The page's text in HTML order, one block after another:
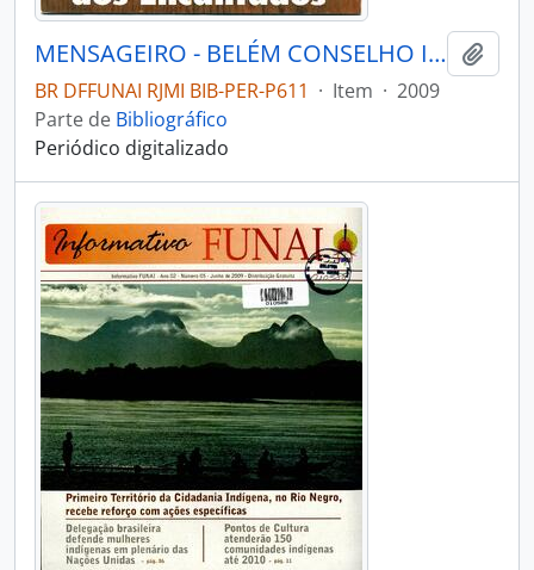
MENSAGEIRO - BELÉM CONSELHO INDIGENISTA MISSIONÁRIO - 2009 - Nº175
BR DFFUNAI RJMI BIB-PER-P611 · Item · 2009
Parte de Bibliográfico
Periódico digitalizado